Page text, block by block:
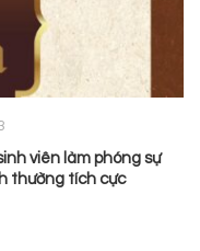
viên làm phóng sự
thường tích cực